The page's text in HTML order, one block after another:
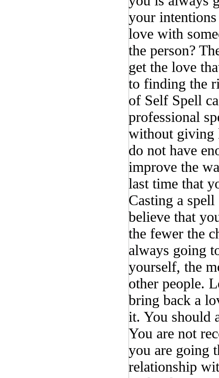
your
love with
the person?
get the love
to finding the
of Self Spell
professional
without giving
do not have
improve the
last time that
Casting a
believe that
the fewer the
always going
yourself, the
other people.
bring back a
it. You should
You are not
you are going
relationship